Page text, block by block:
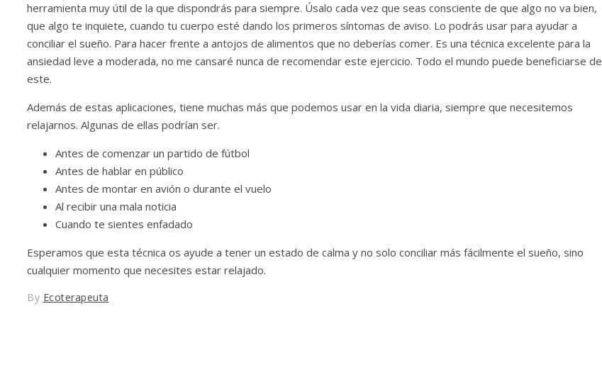
herramienta muy útil de la que dispondrás para siempre. Úsalo cada vez que seas consciente de que algo no va bien,
que algo te inquiete, cuando tu cuerpo esté dando los primeros síntomas de aviso. Lo podrás usar para ayudar a
conciliar el sueño. Para hacer frente a antojos de alimentos que no deberías comer. Es una técnica excelente para la
ansiedad leve a moderada, no me cansaré nunca de recomendar este ejercicio. Todo el mundo puede beneficiarse de
este.
Además de estas aplicaciones, tiene muchas más que podemos usar en la vida diaria, siempre que necesitemos
relajarnos. Algunas de ellas podrían ser.
Antes de comenzar un partido de fútbol
Antes de hablar en público
Antes de montar en avión o durante el vuelo
Al recibir una mala noticia
Cuando te sientes enfadado
Esperamos que esta técnica os ayude a tener un estado de calma y no solo conciliar más fácilmente el sueño, sino
cualquier momento que necesites estar relajado.
By Ecoterapeuta